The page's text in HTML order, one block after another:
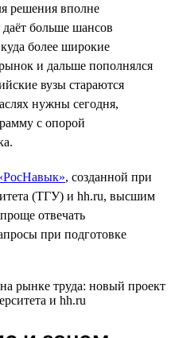
решения вполне
даёт больше шансов
более широкие
и дальше пополнялся
вузы стараются
нужны сегодня,
с опорой
, созданной при
(ТГУ) и hh.ru, высшим
отвечать
при подготовке